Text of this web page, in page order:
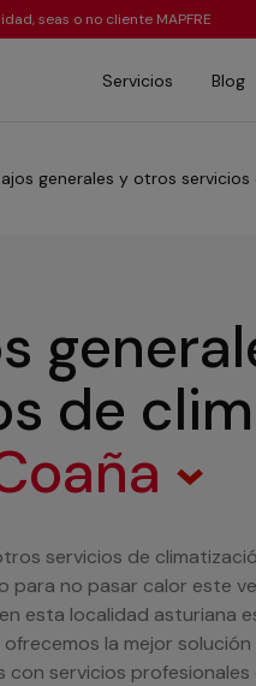
seas o no cliente MAPFRE
Servicios Blog
generales y otros
de
servicios de
para no pasar calor este
esta localidad asturiana
la mejor
con servicios